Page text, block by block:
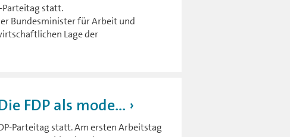
Parteitag statt.
Bundesminister für Arbeit und
Lage der
FDP als mode...
Parteitag statt. Am ersten Arbeitstag